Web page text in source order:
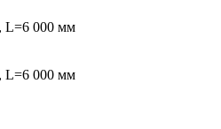
L=6 000 мм
L=6 000 мм